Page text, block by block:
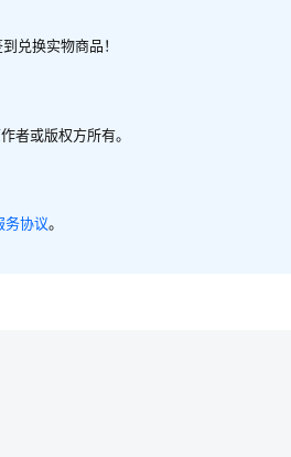
兑换实物商品！
者或版权方所有。
务协议。